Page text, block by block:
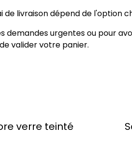
de livraison dépend de l'option
demandes urgentes ou pour
valider votre panier.
verre teinté